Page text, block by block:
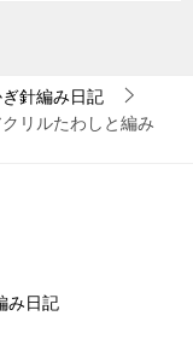
針編み日記
リルたわしと編み
み日記